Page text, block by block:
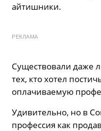
айтишники.
РЕКЛАМА
Существовали даже
тех, кто хотел
оплачиваемую
Удивительно, но в
профессия как